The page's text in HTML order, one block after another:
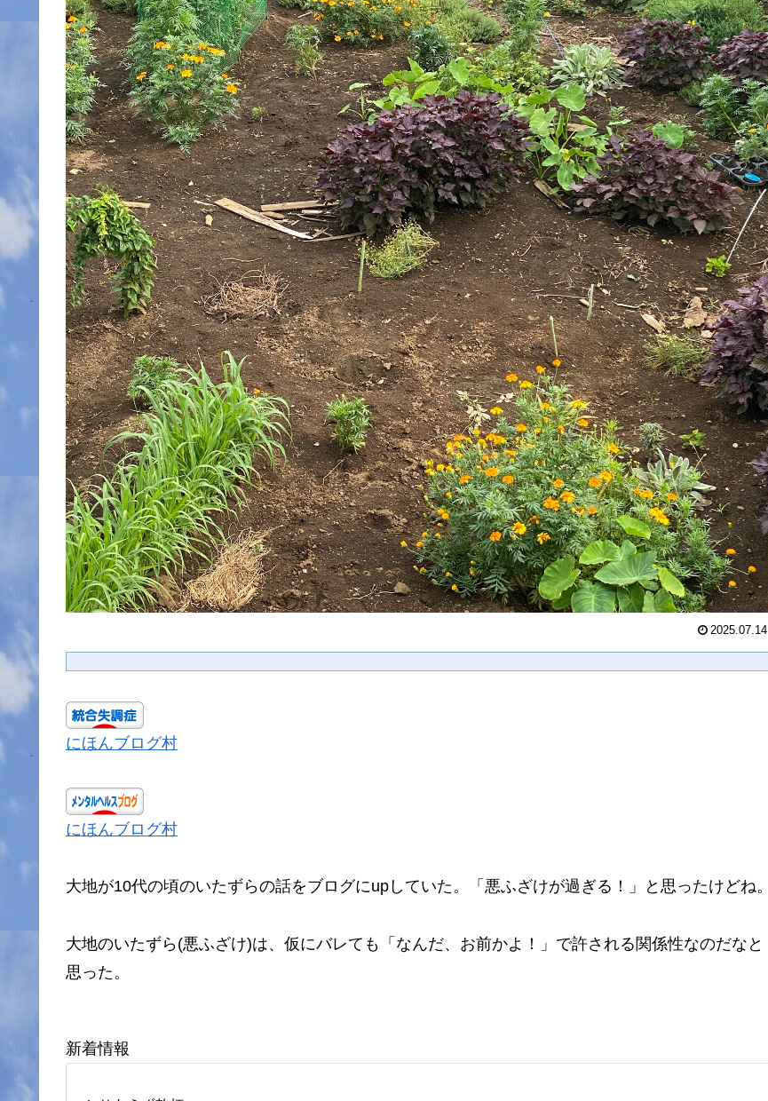
2025.07.14
にほんブログ村
にほんブログ村
大地が10代の頃のいたずらの話をブログにupしていた。「悪ふざけが過ぎる！」と思ったけどね。
大地のいたずら(悪ふざけ)は、仮にバレても「なんだ、お前かよ！」で許される関係性なのだなと
思った。
新着情報